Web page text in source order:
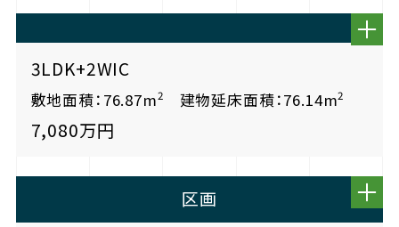
3LDK+2WIC
敷地面積：76.87m2 建物延床面積：76.14m2
7,080万円
区画